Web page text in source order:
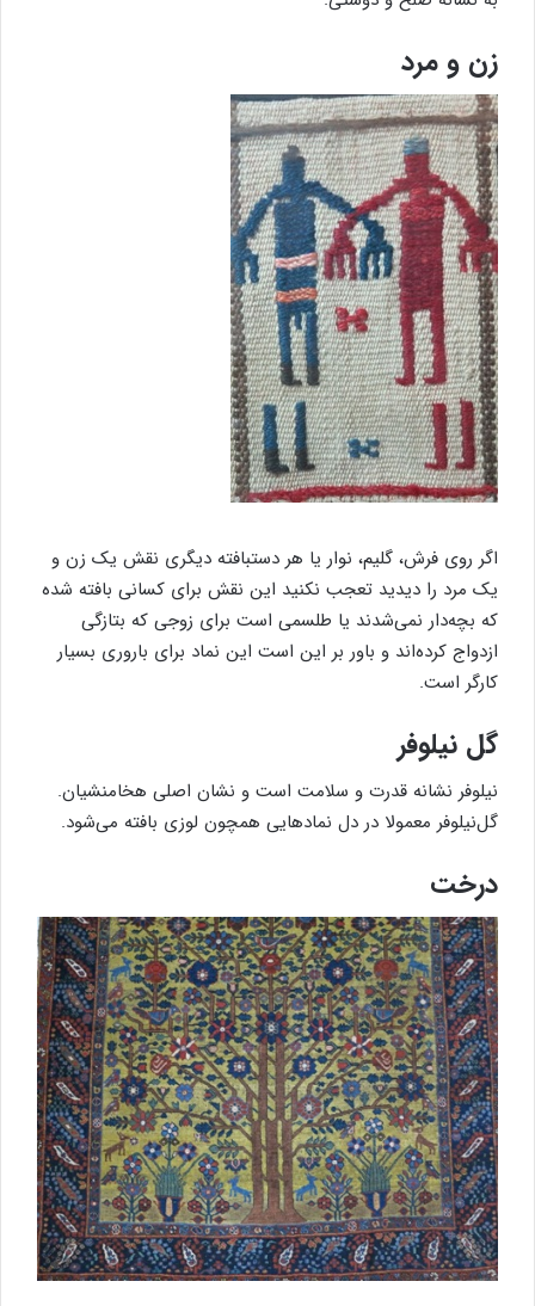
زن و مرد
اگر روی فرش، گلیم، نوار یا هر دستبافته‌ دیگری نقش یک زن و
یک مرد را دیدید تعجب نکنید این نقش برای کسانی بافته شده
که بچه‌دار نمی‌شدند یا طلسمی است برای زوجی که بتازگی
ازدواج کرده‌اند و باور بر این است این نماد برای باروری بسیار
کارگر است.
گل نیلوفر
نیلوفر نشانه قدرت و سلامت است و نشان اصلی هخامنشیان.
گل‌نیلوفر معمولا در دل نمادهایی همچون لوزی بافته می‌شود.
درخت